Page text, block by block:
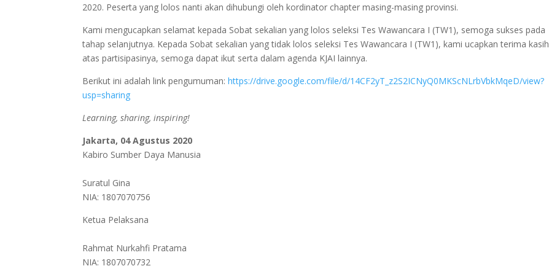
2020. Peserta yang lolos nanti akan dihubungi oleh kordinator chapter masing-masing provinsi.
Kami mengucapkan selamat kepada Sobat sekalian yang lolos seleksi Tes Wawancara I (TW1), semoga sukses pada
tahap selanjutnya. Kepada Sobat sekalian yang tidak lolos seleksi Tes Wawancara I (TW1), kami ucapkan terima kasih
atas partisipasinya, semoga dapat ikut serta dalam agenda KJAI lainnya.
Berikut ini adalah link pengumuman:https://drive.google.com/file/d/14CF2yT_z2S2ICNyQ0MKScNLrbVbkMqeD/view?
usp=sharing
Learning, sharing, inspiring!
Jakarta, 04 Agustus 2020
Kabiro Sumber Daya Manusia
Suratul Gina
NIA: 1807070756
Ketua Pelaksana
Rahmat Nurkahfi Pratama
NIA: 1807070732